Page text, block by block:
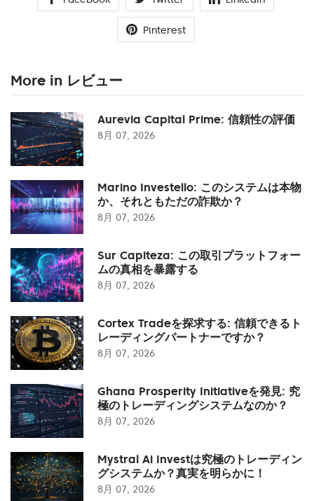
Pinterest
More in レビュー
Aurevia Capital Prime: 信頼性の評価
8月 07, 2026
Marino Investello: このシステムは本物
か、それともただの詐欺か？
8月 07, 2026
Sur Capiteza: この取引プラットフォー
ムの真相を暴露する
8月 07, 2026
Cortex Tradeを探求する: 信頼できるト
レーディングパートナーですか？
8月 07, 2026
Ghana Prosperity Initiativeを発見: 究
極のトレーディングシステムなのか？
8月 07, 2026
Mystral Ai Investは究極のトレーディン
グシステムか？真実を明らかに！
8月 07, 2026